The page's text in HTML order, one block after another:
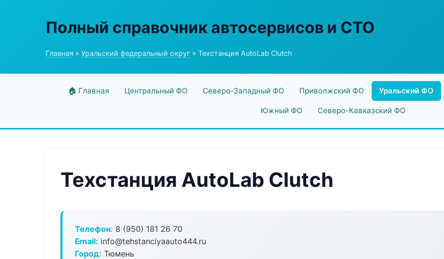
Полный справочник автосервисов и СТО
Главная » Уральский федеральный округ » Техстанция AutoLab Clutch
🏠 Главная Центральный ФО Северо-Западный ФО Приволжский ФО Уральский ФО
Южный ФО Северо-Кавказский ФО
Техстанция AutoLab Clutch
Телефон: 8 (950) 181 26 70
Email: info@tehstanciyaauto444.ru
Город: Тюмень